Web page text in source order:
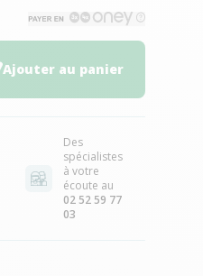
Ajouter au panier
Des
spécialistes
à votre
écoute au
02 52 59 77
03